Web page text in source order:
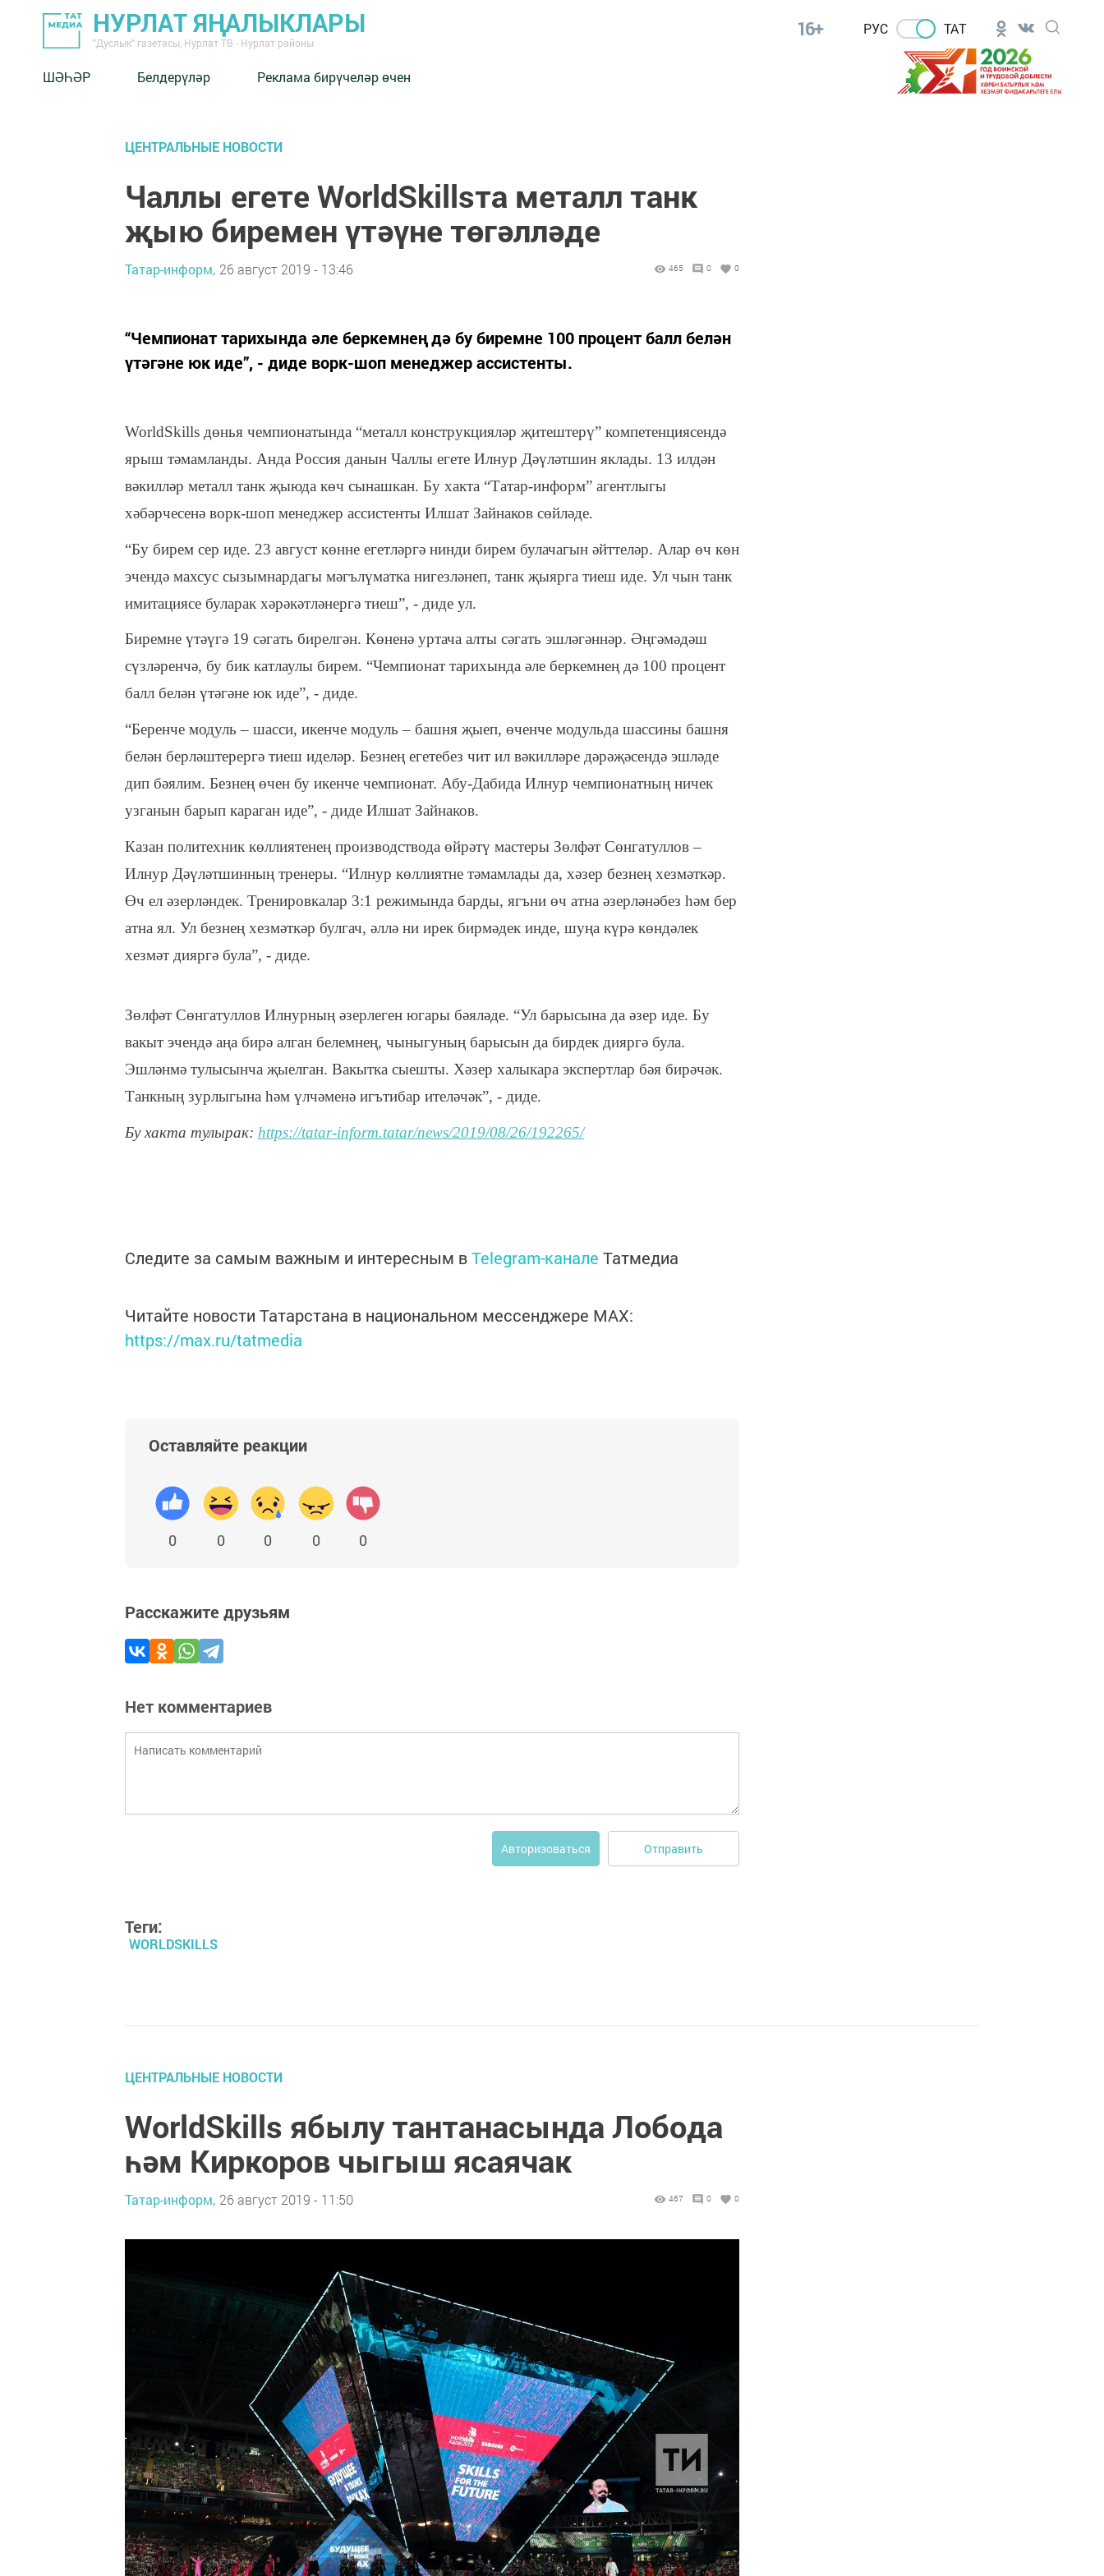
НУРЛАТ ЯҢАЛЫКЛАРЫ
"Дуслык" газетасы, Нурлат ТВ - Нурлат районы
16+ РУС ТАТ
ШӘҺӘР Белдерүләр Реклама бирүчеләр өчен
ЦЕНТРАЛЬНЫЕ НОВОСТИ
Чаллы егете WorldSkillsта металл танк
җыю биремен үтәүне төгәлләде
Татар-информ, 26 август 2019 - 13:46 465 0 0
“Чемпионат тарихында әле беркемнең дә бу биремне 100 процент балл белән
үтәгәне юк иде”, - диде ворк-шоп менеджер ассистенты.
WorldSkills дөнья чемпионатында “металл конструкцияләр җитештерү” компетенциясендә
ярыш тәмамланды. Анда Россия данын Чаллы егете Илнур Дәүләтшин яклады. 13 илдән
вәкилләр металл танк җыюда көч сынашкан. Бу хакта “Татар-информ” агентлыгы
хәбәрчесенә ворк-шоп менеджер ассистенты Илшат Зайнаков сөйләде.
“Бу бирем сер иде. 23 август көнне егетләргә нинди бирем булачагын әйттеләр. Алар өч көн
эчендә махсус сызымнардагы мәгълүматка нигезләнеп, танк җыярга тиеш иде. Ул чын танк
имитациясе буларак хәрәкәтләнергә тиеш”, - диде ул.
Биремне үтәүгә 19 сәгать бирелгән. Көненә уртача алты сәгать эшләгәннәр. Әңгәмәдәш
сүзләренчә, бу бик катлаулы бирем. “Чемпионат тарихында әле беркемнең дә 100 процент
балл белән үтәгәне юк иде”, - диде.
“Беренче модуль – шасси, икенче модуль – башня җыеп, өченче модульда шассины башня
белән берләштерергә тиеш иделәр. Безнең егетебез чит ил вәкилләре дәрәҗәсендә эшләде
дип бәялим. Безнең өчен бу икенче чемпионат. Абу-Дабида Илнур чемпионатның ничек
узганын барып караган иде”, - диде Илшат Зайнаков.
Казан политехник көллиятенең производствода өйрәтү мастеры Зөлфәт Сөнгатуллов –
Илнур Дәүләтшинның тренеры. “Илнур көллиятне тәмамлады да, хәзер безнең хезмәткәр.
Өч ел әзерләндек. Тренировкалар 3:1 режимында барды, ягъни өч атна әзерләнәбез һәм бер
атна ял. Ул безнең хезмәткәр булгач, әллә ни ирек бирмәдек инде, шуңа күрә көндәлек
хезмәт дияргә була”, - диде.
Зөлфәт Сөнгатуллов Илнурның әзерлеген югары бәяләде. “Ул барысына да әзер иде. Бу
вакыт эчендә аңа бирә алган белемнең, чыныгуның барысын да бирдек дияргә була.
Эшләнмә тулысынча җыелган. Вакытка сыешты. Хәзер халыкара экспертлар бәя бирәчәк.
Танкның зурлыгына һәм үлчәменә игътибар ителәчәк”, - диде.
Бу хакта тулырак: https://tatar-inform.tatar/news/2019/08/26/192265/
Следите за самым важным и интересным вTelegram-канале Татмедиа
Читайте новости Татарстана в национальном мессенджере MАХ:
https://max.ru/tatmedia
Оставляйте реакции
0 0 0 0 0
Расскажите друзьям
Нет комментариев
Авторизоваться Отправить
Теги:
WORLDSKILLS
ЦЕНТРАЛЬНЫЕ НОВОСТИ
WorldSkills ябылу тантанасында Лобода
һәм Киркоров чыгыш ясаячак
Татар-информ, 26 август 2019 - 11:50 467 0 0